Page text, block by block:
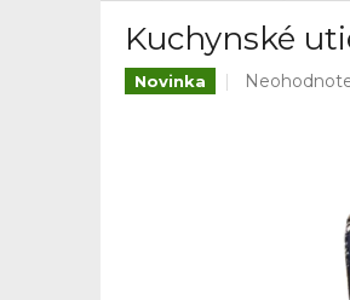
Kuchynské
Novinka
Priemerné